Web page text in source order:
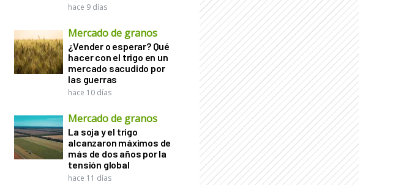
hace 9 días
Mercado de granos
¿Vender o esperar? Qué
hacer con el trigo en un
mercado sacudido por
las guerras
hace 10 días
Mercado de granos
La soja y el trigo
alcanzaron máximos de
más de dos años por la
tensión global
hace 11 días